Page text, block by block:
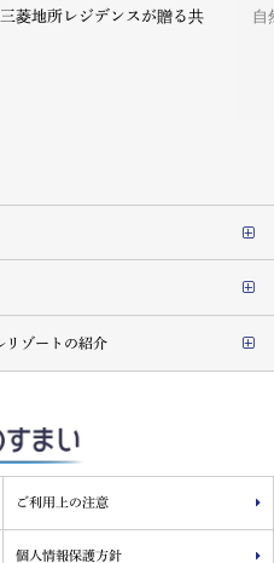
菱地所レジデンスが贈る共
自
リゾートの紹介
ご利用上の注意
個人情報保護方針